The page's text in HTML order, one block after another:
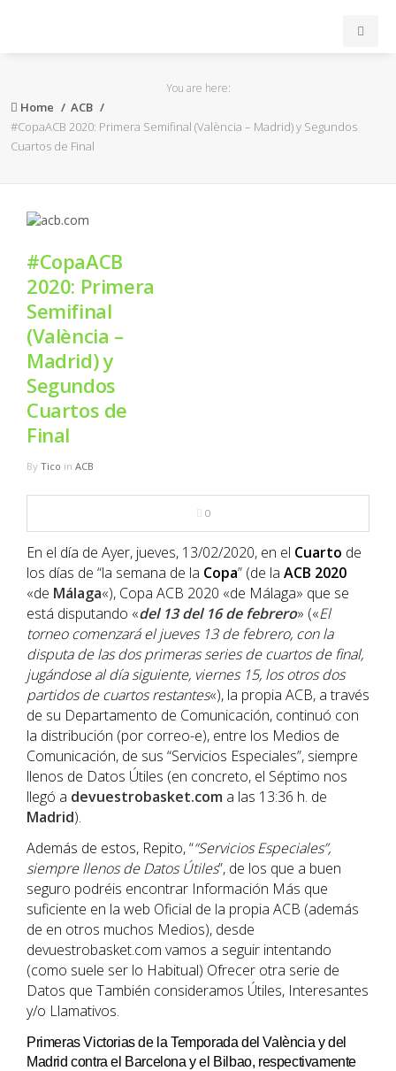
ACB
FEB
FIBA
OTROS
FORMACIÓN
NBA
RIO 2016
You are here:
Home
ACB
#CopaACB 2020: Primera Semifinal (València – Madrid) y Segundos
Cuartos de Final
#CopaACB
2020: Primera
Semifinal
(València –
Madrid) y
Segundos
Cuartos de
Final
By Tico in ACB
0
En el día de Ayer, jueves, 13/02/2020, en el Cuarto de
los días de “la semana de la Copa” (de la ACB 2020
«de Málaga«), Copa ACB 2020 «de Málaga» que se
está disputando «del 13 del 16 de febrero» («El
torneo comenzará el jueves 13 de febrero, con la
disputa de las dos primeras series de cuartos de final,
jugándose al día siguiente, viernes 15, los otros dos
partidos de cuartos restantes«), la propia ACB, a través
de su Departamento de Comunicación, continuó con
la distribución (por correo-e), entre los Medios de
Comunicación, de sus “Servicios Especiales”, siempre
llenos de Datos Útiles (en concreto, el Séptimo nos
llegó a devuestrobasket.com a las 13:36 h. de
Madrid).
Además de estos, Repito, ““Servicios Especiales”,
siempre llenos de Datos Útiles”, de los que a buen
seguro podréis encontrar Información Más que
suficiente en la web Oficial de la propia ACB (además
de en otros muchos Medios), desde
devuestrobasket.com vamos a seguir intentando
(como suele ser lo Habitual) Ofrecer otra serie de
Datos que También consideramos Útiles, Interesantes
y/o Llamativos.
Primeras Victorias de la Temporada del València y del
Madrid contra el Barcelona y el Bilbao, respectivamente